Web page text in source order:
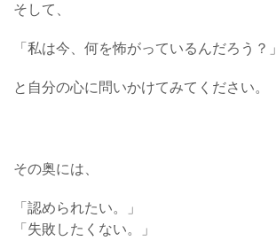
そして、
「私は今、何を怖がっているんだろう？」
と自分の心に問いかけてみてください。
その奥には、
「認められたい。」
「失敗したくない。」